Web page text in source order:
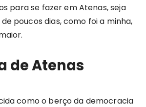
para se fazer em Atenas, seja
poucos dias, como foi a minha,
de Atenas
como o berço da democracia